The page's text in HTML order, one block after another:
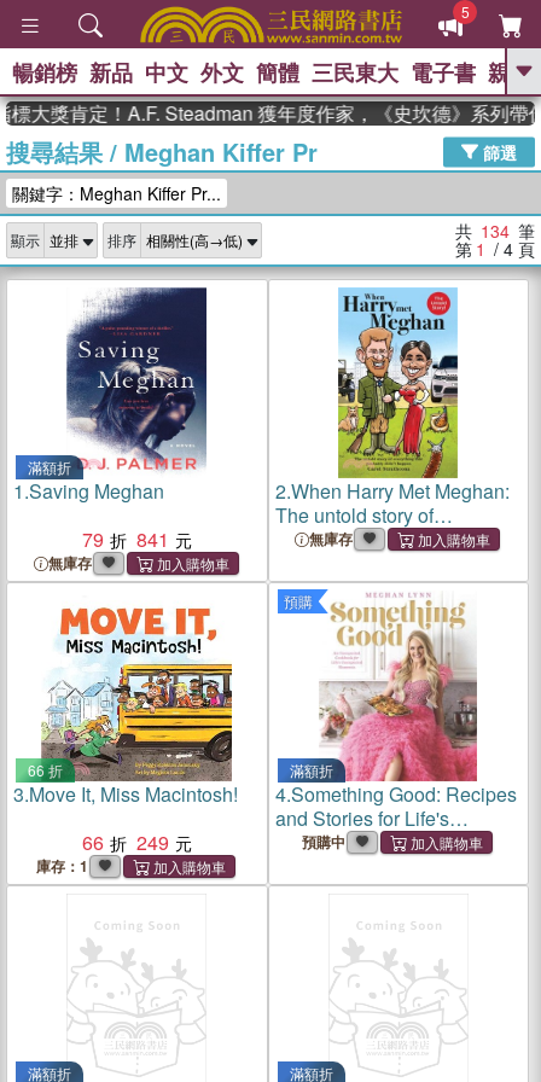
5
GO
熱搜： 東野圭吾 高希均教授回憶錄
、 The Odyssey 、 父親節 、 如果歷
獎 臺灣漫遊錄 、 方念華 、 台灣的李
登輝時代
數學女孩：黎曼猜想 、
偉大的迷走神經
暢銷榜 新品 中文 外文 簡體 三民東大 電子書 親子
肯定！A.F. Steadman 獲年度作家，《史坎德》系列帶你踏上
搜尋結果/ Meghan Kiffer Pr
篩選
關鍵字：Meghan Kiffer Pr...
顯示 排序 共 134 筆
第 1 / 4 頁
滿額折
1.Saving Meghan
79
841
無庫存
2.When Harry Met Meghan:
The untold story of
everything that probably
無庫存
66 折
3.Move It, Miss Macintosh!
66
249
庫存：1
預購
滿額折
4.Something Good: Recipes
and Stories for Life's
Unexpected Moments
預購中
滿額折 滿額折